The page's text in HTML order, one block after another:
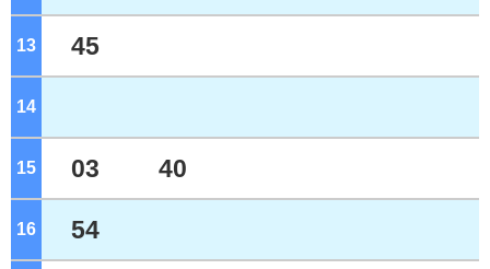
13 45
14
15 03 40
16 54